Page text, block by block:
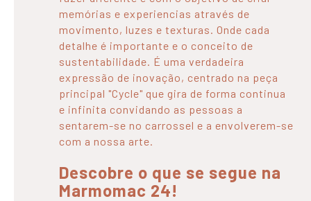
memórias e experiencias através de
movimento, luzes e texturas. Onde cada
detalhe é importante e o conceito de
sustentabilidade. É uma verdadeira
expressão de inovação, centrado na peça
principal "Cycle" que gira de forma continua
e infinita convidando as pessoas a
sentarem-se no carrossel e a envolverem-se
com a nossa arte.
Descobre o que se segue na
Marmomac 24!